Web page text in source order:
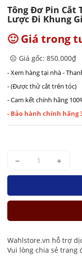
Tông Đơ Pin Cắt
Lược Đi Khung
🙂 Giá trong
☹️ Giá gốc: 850.000₫
- Xem hàng tại nhà -
- (Được thử cắt trên tóc)
- Cam kết chính hãng
- Bảo hành chính hãng
Wahlstore.vn hỗ trợ
Vui lòng chia sẻ trang